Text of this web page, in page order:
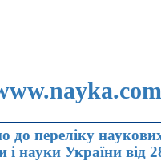
переліку
і науки України від